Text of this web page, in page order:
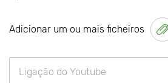
Adicionar um ou mais ficheiros